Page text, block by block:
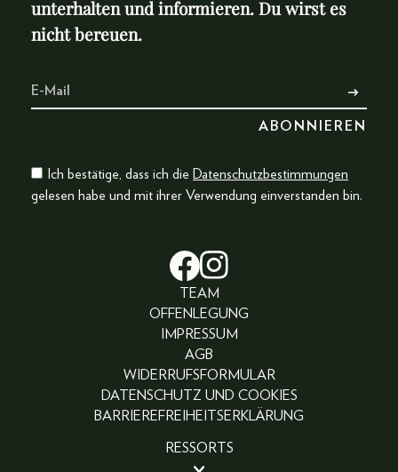
unterhalten und informieren. Du wirst es
nicht bereuen.
Ich bestätige, dass ich die Datenschutzbestimmungen
gelesen habe und mit ihrer Verwendung einverstanden bin.
TEAM
OFFENLEGUNG
IMPRESSUM
AGB
WIDERRUFSFORMULAR
DATENSCHUTZ UND COOKIES
BARRIEREFREIHEITSERKLÄRUNG
RESSORTS